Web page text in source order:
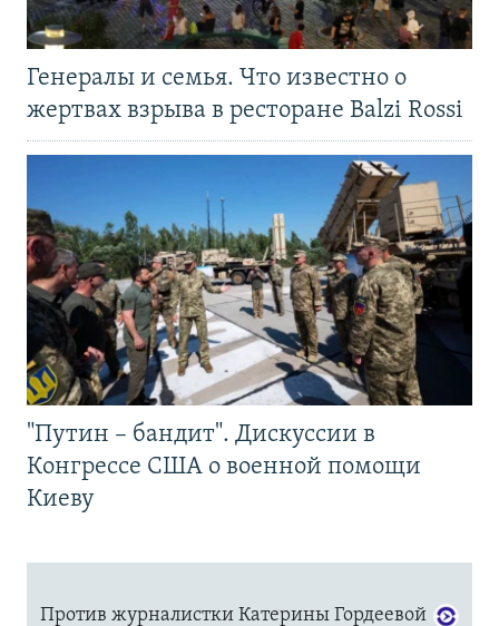
Генералы и семья. Что известно о
жертвах взрыва в ресторане Balzi Rossi
"Путин – бандит". Дискуссии в
Конгрессе США о военной помощи
Киеву